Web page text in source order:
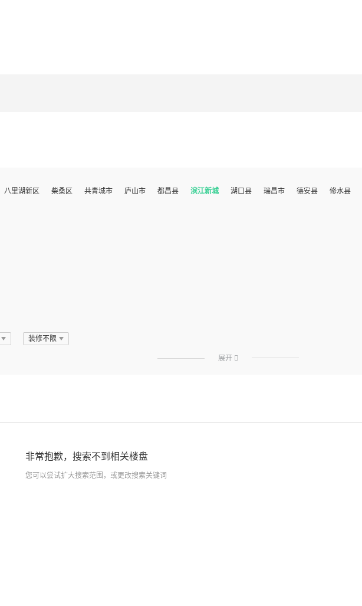
八里湖新区 柴桑区 共青城市 庐山市 都昌县 滨江新城 湖口县 瑞昌市 德安县 修水县
装修不限
展开 
非常抱歉，搜索不到相关楼盘
您可以尝试扩大搜索范围，或更改搜索关键词